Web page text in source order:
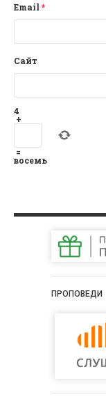
Email *
Сайт
4
+
=
восемь
ПРОПОВЕДИ